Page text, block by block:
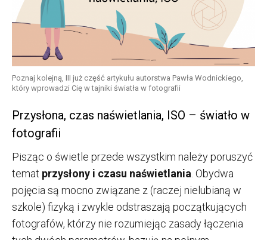
Poznaj kolejną, III już część artykułu autorstwa Pawła Wodnickiego,
który wprowadzi Cię w tajniki światła w fotografii
Przysłona, czas naświetlania, ISO – światło w
fotografii
Pisząc o świetle przede wszystkim należy poruszyć
temat przysłony i czasu naświetlania . Obydwa
pojęcia są mocno związane z (raczej nielubianą w
szkole) fizyką i zwykle odstraszają początkujących
fotografów, którzy nie rozumiejąc zasady łączenia